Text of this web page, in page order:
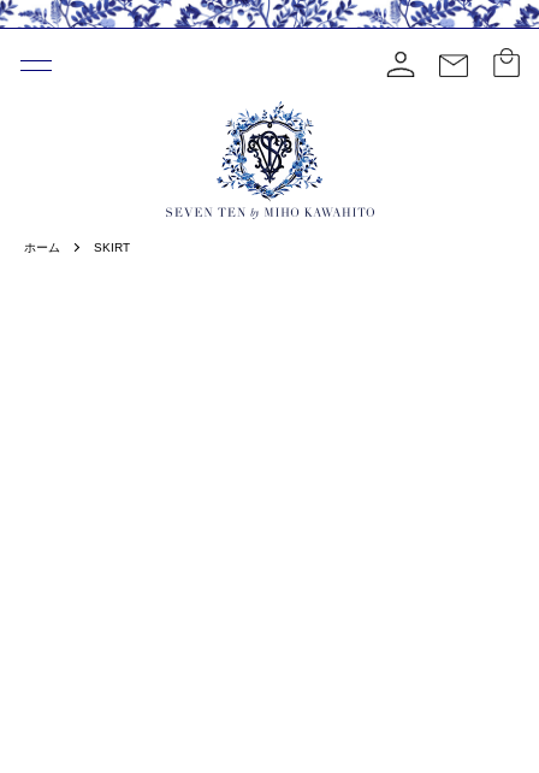
ホーム SKIRT